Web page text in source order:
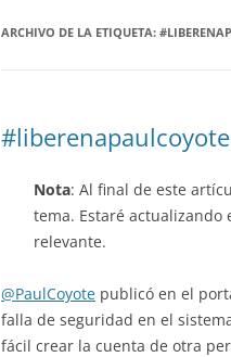
ARCHIVO DE LA ETIQUETA:
#liberenapaulcoyote
Nota: Al final de este
tema. Estaré
relevante.
@PaulCoyote publicó en el
falla de seguridad en el
fácil crear la cuenta de otra